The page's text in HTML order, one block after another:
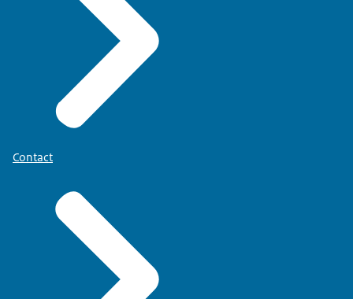
Contact